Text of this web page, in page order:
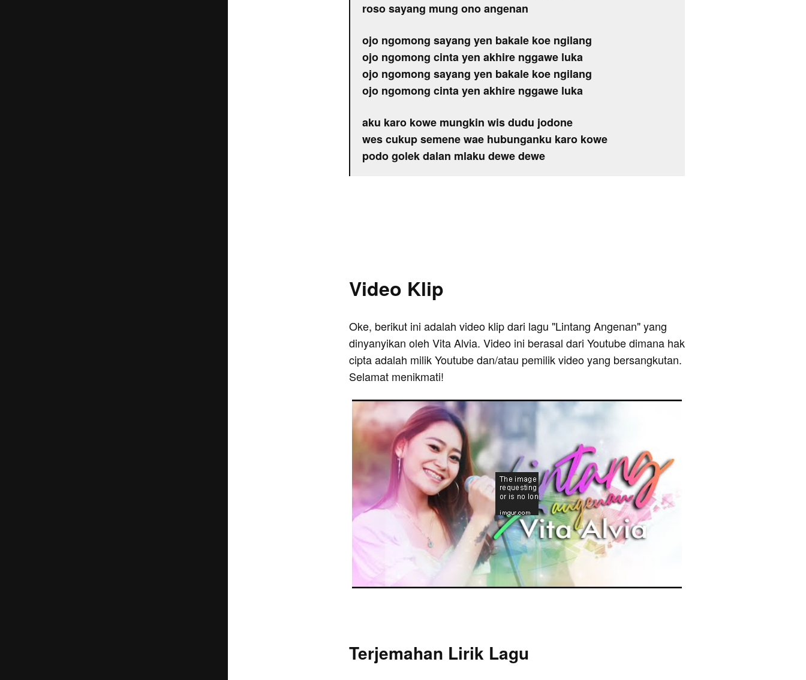
roso sayang mung ono angenan
ojo ngomong sayang yen bakale koe ngilang
ojo ngomong cinta yen akhire nggawe luka
ojo ngomong sayang yen bakale koe ngilang
ojo ngomong cinta yen akhire nggawe luka
aku karo kowe mungkin wis dudu jodone
wes cukup semene wae hubunganku karo kowe
podo golek dalan mlaku dewe dewe
Video Klip
Oke, berikut ini adalah video klip dari lagu "Lintang Angenan" yang
dinyanyikan oleh Vita Alvia. Video ini berasal dari Youtube dimana hak
cipta adalah milik Youtube dan/atau pemilik video yang bersangkutan.
Selamat menikmati!
Terjemahan Lirik Lagu